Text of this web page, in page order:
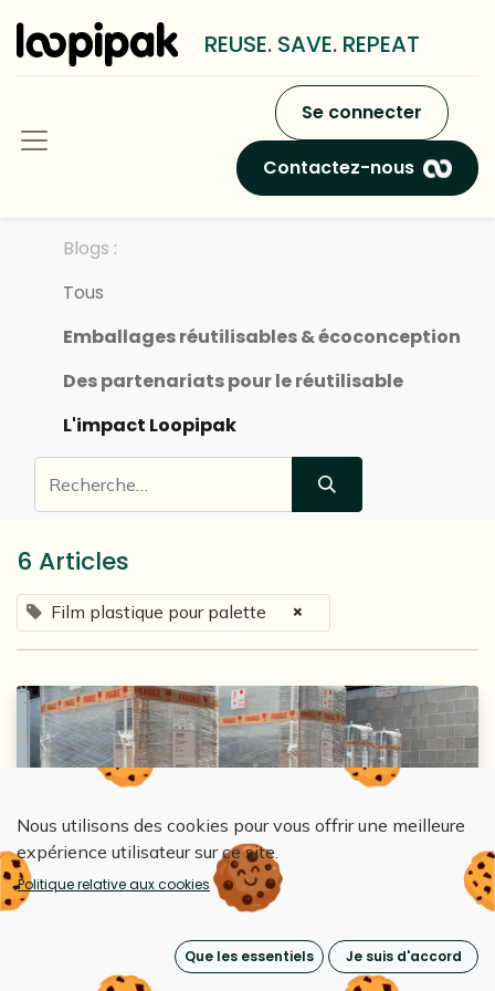
REUSE. SAVE. REPEAT
Se connecter
Contactez-nous
Blogs :
Tous
Emballages réutilisables & écoconception
Des partenariats pour le réutilisable
L'impact Loopipak
6 Articles
Film plastique pour palette ×
Loopipak
Combien coûte vraiment le filmage
manuel et automatique de vos palettes ?
0 1113
Nous utilisons des cookies pour vous offrir une meilleure
expérience utilisateur sur ce site.
Politique relative aux cookies
Que les essentiels Je suis d'accord